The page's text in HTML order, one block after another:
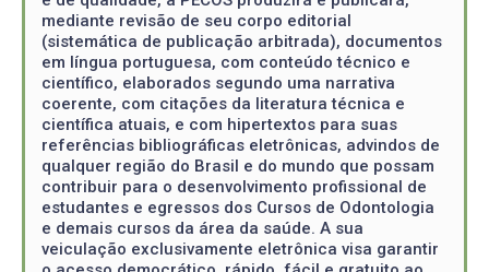
mediante revisão de seu corpo editorial
(sistemática de publicação arbitrada), documentos
em língua portuguesa, com conteúdo técnico e
científico, elaborados segundo uma narrativa
coerente, com citações da literatura técnica e
científica atuais, e com hipertextos para suas
referências bibliográficas eletrônicas, advindos de
qualquer região do Brasil e do mundo que possam
contribuir para o desenvolvimento profissional de
estudantes e egressos dos Cursos de Odontologia
e demais cursos da área da saúde. A sua
veiculação exclusivamente eletrônica visa garantir